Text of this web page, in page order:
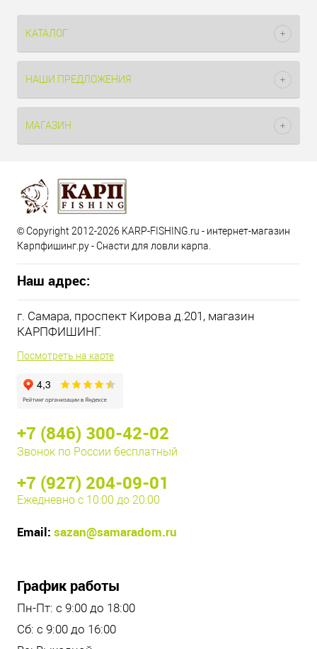
КАТАЛОГ
НАШИ ПРЕДЛОЖЕНИЯ
МАГАЗИН
© Copyright 2012-2026 KARP-FISHING.ru - интернет-магазин
Карпфишинг.ру - Снасти для ловли карпа.
Наш адрес:
г. Самара, проспект Кирова д.201, магазин
КАРПФИШИНГ.
Посмотреть на карте
+7 (846) 300-42-02
Звонок по России бесплатный
+7 (927) 204-09-01
Ежедневно с 10:00 до 20:00
Email: sazan@samaradom.ru
График работы
Пн-Пт: с 9:00 до 18:00
Сб: с 9:00 до 16:00